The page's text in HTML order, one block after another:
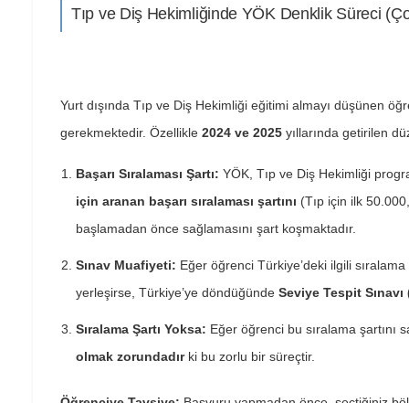
Tıp ve Diş Hekimliğinde YÖK Denklik Süreci
Yurt dışında Tıp ve Diş Hekimliği eğitimi almayı düşünen
gerekmektedir. Özellikle 2024 ve 2025 yıllarında getirilen
Başarı Sıralaması Şartı: YÖK, Tıp ve Diş Hekimliği
için aranan başarı sıralaması şartını (Tıp için ilk
başlamadan önce sağlamasını şart koşmaktadır.
Sınav Muafiyeti: Eğer öğrenci Türkiye’deki ilgili sıralama
yerleşirse, Türkiye’ye döndüğünde Seviye Tespit Sınavı
Sıralama Şartı Yoksa: Eğer öğrenci bu sıralama
olmak zorundadırki bu zorlu bir süreçtir.